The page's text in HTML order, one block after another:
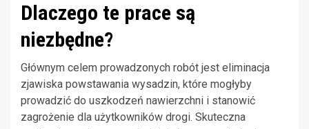
Dlaczego te prace są
niezbędne?
Głównym celem prowadzonych robót jest eliminacja
zjawiska powstawania wysadzin, które mogłyby
prowadzić do uszkodzeń nawierzchni i stanowić
zagrożenie dla użytkowników drogi. Skuteczna